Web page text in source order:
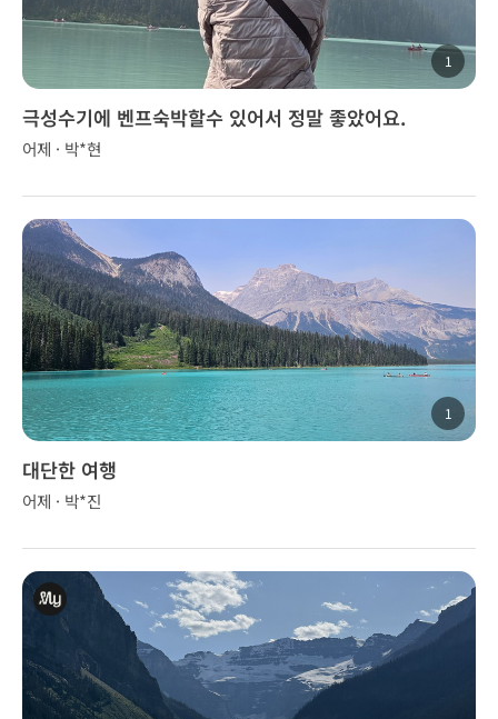
1
극성수기에 벤프숙박할수 있어서 정말 좋았어요.
어제 · 박*현
1
대단한 여행
어제 · 박*진